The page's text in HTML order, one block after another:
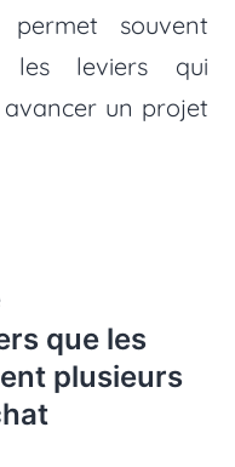
permet souvent
les leviers qui
un projet
que les
plusieurs